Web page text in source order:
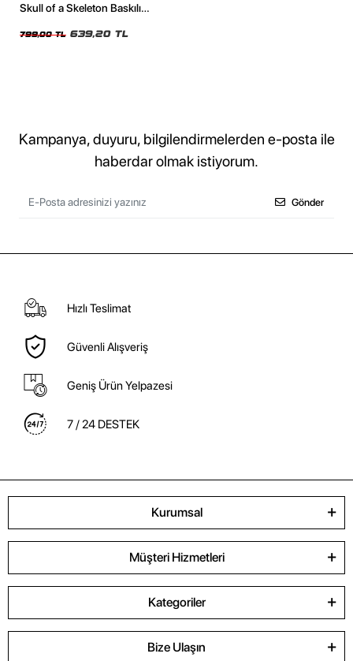
Skull of a Skeleton Baskılı
Tshirt
799,00 TL 639,20 TL
Kampanya, duyuru, bilgilendirmelerden e-posta ile
haberdar olmak istiyorum.
Gönder
Hızlı Teslimat
Güvenli Alışveriş
Geniş Ürün Yelpazesi
7 / 24 DESTEK
Kurumsal
Müşteri Hizmetleri
Kategoriler
Bize Ulaşın